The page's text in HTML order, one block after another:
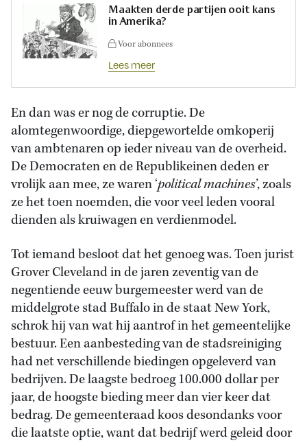
Maakten derde partijen ooit kans
in Amerika?
Voor abonnees
Lees meer
En dan was er nog de corruptie. De
alomtegenwoordige, diepgewortelde omkoperij
van ambtenaren op ieder niveau van de overheid.
De Democraten en de Republikeinen deden er
vrolijk aan mee, ze waren ‘political machines’, zoals
ze het toen noemden, die voor veel leden vooral
dienden als kruiwagen en verdienmodel.
Tot iemand besloot dat het genoeg was. Toen jurist
Grover Cleveland in de jaren zeventig van de
negentiende eeuw burgemeester werd van de
middelgrote stad Buffalo in de staat New York,
schrok hij van wat hij aantrof in het gemeentelijke
bestuur. Een aanbesteding van de stadsreiniging
had net verschillende biedingen opgeleverd van
bedrijven. De laagste bedroeg 100.000 dollar per
jaar, de hoogste bieding meer dan vier keer dat
bedrag. De gemeenteraad koos desondanks voor
die laatste optie, want dat bedrijf werd geleid door